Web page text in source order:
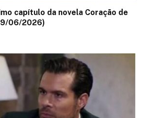
capítulo da novela Coração de
06/2026)